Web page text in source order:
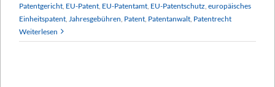
Patentgericht EU-Patent EU-Patentamt EU-Patentschutz europäisches
Einheitspatent Jahresgebühren Patent Patentanwalt Patentrecht
Weiterlesen